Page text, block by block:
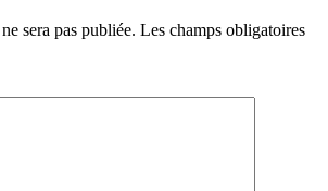
sera pas publiée. Les champs obligatoires